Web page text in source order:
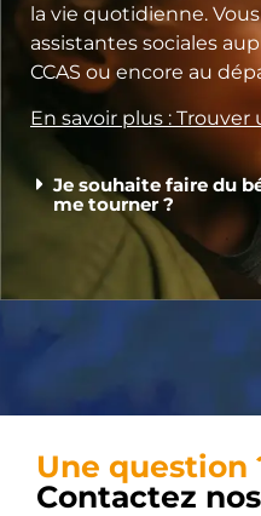
la vie quotidienne.
assistantes sociales
CCAS ou encore au
En savoir plus :
Je souhaite faire du
me tourner ?
Une question
Contactez